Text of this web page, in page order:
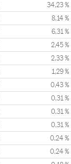
34,23 %
8,14 %
6,31 %
2,45 %
2,33 %
1,29 %
0,43 %
0,31 %
0,31 %
0,31 %
0,24 %
0,24 %